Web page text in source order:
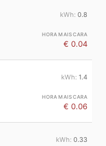
0.8
€ 0.04
1.4
€ 0.06
0.33